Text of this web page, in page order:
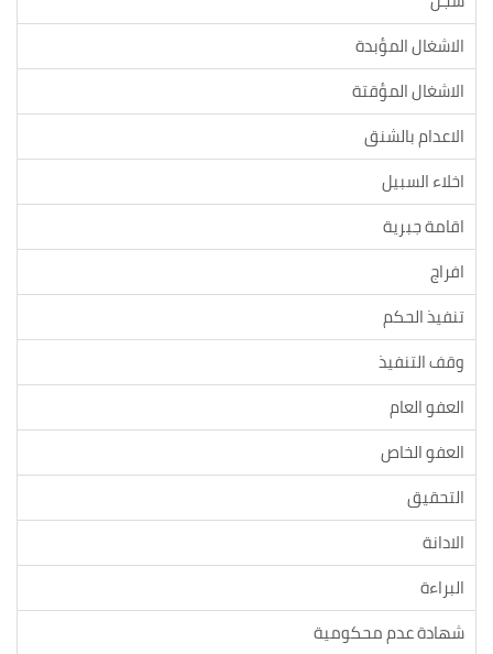
الاشغال المؤبدة
الاشغال المؤقتة
الاعدام بالشنق
اخلاء السبيل
اقامة جبرية
افراج
تنفيذ الحكم
وقف التنفيذ
العفو العام
العفو الخاص
التحقيق
الادانة
البراءة
شهادة عدم محكومية